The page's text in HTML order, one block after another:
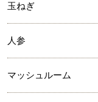
玉ねぎ
人参
マッシュルーム